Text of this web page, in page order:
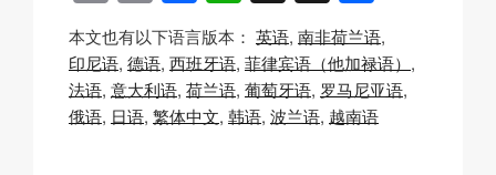
o
p
y
Li
m
ail
a
c
e
b
h
at
s
A
n
a
p
c
享
本文也有以下语言版本： 英语 南非荷兰语
印尼语 德语 西班牙语 菲律宾语（他加禄语）
法语 意大利语 荷兰语 葡萄牙语 罗马尼亚语
俄语 日语 繁体中文 韩语 波兰语 越南语